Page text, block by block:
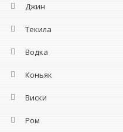
Джин
Текила
Водка
Коньяк
Виски
Ром